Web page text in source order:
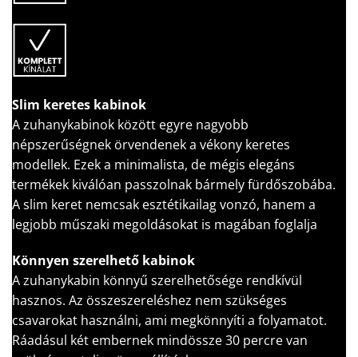
Slim keretes kabinok
A zuhanykabinok között egyre nagyobb
népszerűségnek örvendenek a vékony keretes
modellek. Ezek a minimalista, de mégis elegáns
termékek kiválóan passzolnak bármely fürdőszobába.
A slim keret nemcsak esztétikailag vonzó, hanem a
legjobb műszaki megoldásokat is magában foglalja
Könnyen szerelhető kabinok
A zuhanykabin könnyű szerelhetősége rendkívül
hasznos. Az összeszereléshez nem szükséges
csavarokat használni, ami megkönnyíti a folyamatot.
Ráadásul két embernek mindössze 30 percre van